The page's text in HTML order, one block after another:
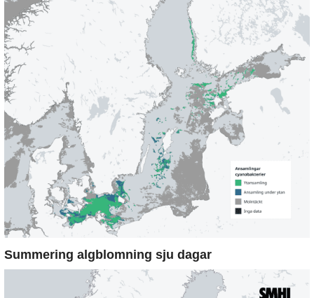
Summering algblomning sju dagar